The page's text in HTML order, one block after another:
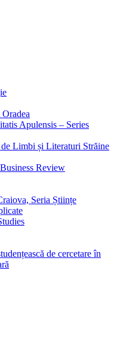
Apulensis – Series
Limbi și Literaturi Străine
Review
Seria Științe
de cercetare în